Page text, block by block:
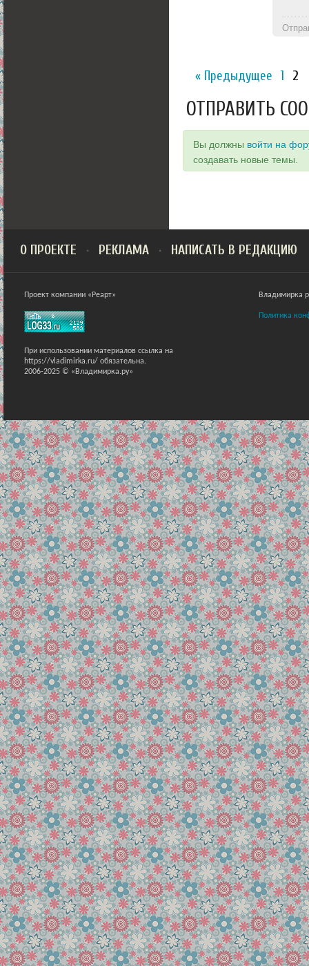
« Предыдущее 1 2
ОТПРАВИТЬ
Вы должны войти на
создавать новые темы.
О ПРОЕКТЕ РЕКЛАМА НАПИСАТЬ В РЕДАКЦИЮ
Проект компании «Реарт»
При использовании материалов ссылка на
https://vladimirka.ru/ обязательна.
2006-2025 © «Владимирка.ру»
Владимирка
Политика